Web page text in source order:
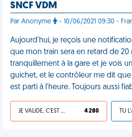
SNCF VDM
Par Anonyme - 10/06/2021 09:30 -
Aujourd'hui, je reçois une
que mon train sera en retard de 20
tranquillement à la gare et je vois
guichet, et le contrôleur me dit
est parti à l'heure. Toujours aussi
JE VALIDE, C'EST UNE VDM 4 280